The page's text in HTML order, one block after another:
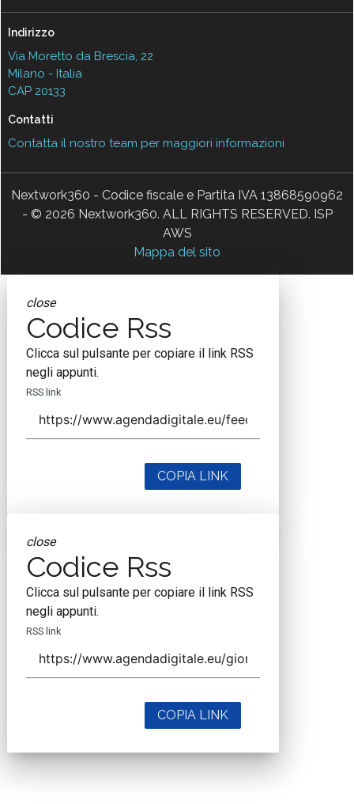
Indirizzo
Via Moretto da Brescia, 22
Milano - Italia
CAP 20133
Contatti
Contatta il nostro team per maggiori informazioni
Nextwork360 - Codice fiscale e Partita IVA 13868590962
- © 2026 Nextwork360. ALL RIGHTS RESERVED. ISP
AWS
Mappa del sito
close
Codice Rss
Clicca sul pulsante per copiare il link RSS
negli appunti.
RSS link
COPIA LINK
close
Codice Rss
Clicca sul pulsante per copiare il link RSS
negli appunti.
RSS link
COPIA LINK